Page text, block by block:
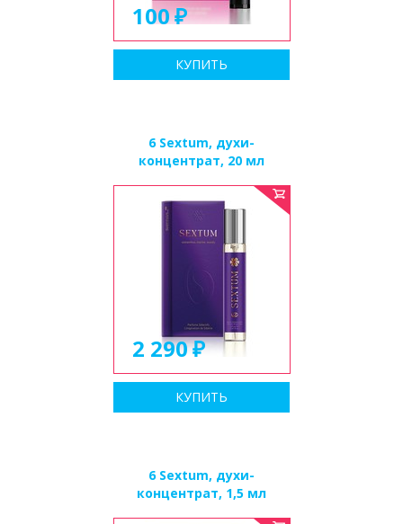
100
КУПИТЬ
6 Sextum, духи-
концентрат, 20 мл
2 290
КУПИТЬ
6 Sextum, духи-
концентрат, 1,5 мл